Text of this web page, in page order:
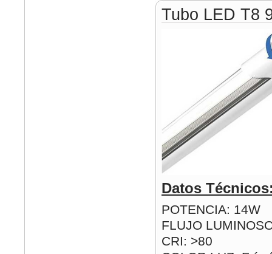
Tubo LED T8
Datos
POTENCIA: 14W
FLUJO
CRI: >80